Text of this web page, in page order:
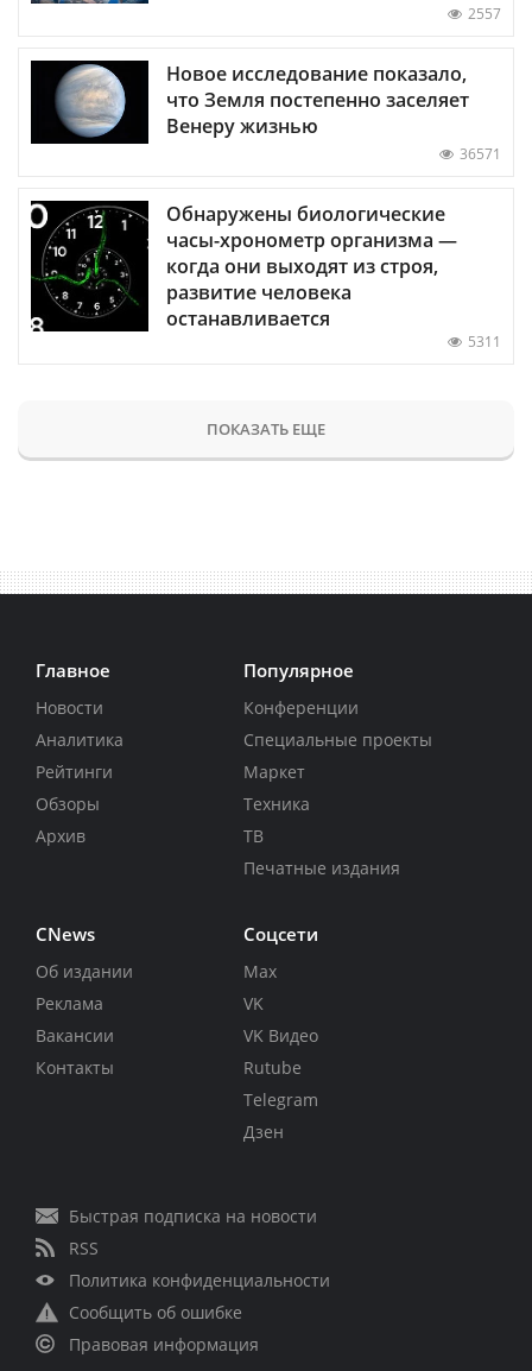
2557
Новое исследование показало,
что Земля постепенно заселяет
Венеру жизнью
36571
Обнаружены биологические
часы-хронометр организма —
когда они выходят из строя,
развитие человека
останавливается
5311
ПОКАЗАТЬ ЕЩЕ
Главное
Новости
Аналитика
Рейтинги
Обзоры
Архив
Популярное
Конференции
Специальные проекты
Маркет
Техника
ТВ
Печатные издания
CNews
Об издании
Реклама
Вакансии
Контакты
Соцсети
Max
VK
VK Видео
Rutube
Telegram
Дзен
Быстрая подписка на новости
RSS
Политика конфиденциальности
Сообщить об ошибке
Правовая информация